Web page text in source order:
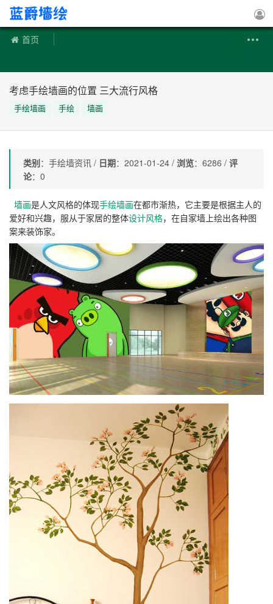
首页
考虑手绘墙画的位置 三大流行风格
手绘墙画 手绘 墙画
类别：手绘墙资讯 / 日期：2021-01-24 / 浏览：6286 / 评
论：0
墙画是人文风格的体现手绘墙画在都市渐热，它主要是根据主人的
爱好和兴趣，服从于家居的整体设计风格，在自家墙上绘出各种图
案来装饰家。